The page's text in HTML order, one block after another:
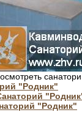
"Родник"
"Родник"